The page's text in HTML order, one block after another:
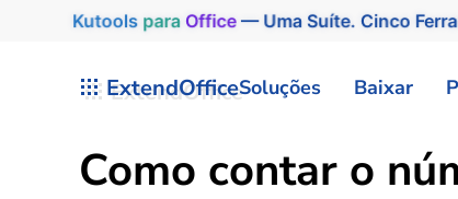
Kutools para Office— Uma Suíte. Cinco
ExtendOfficeSoluções Baixar
Como contar o